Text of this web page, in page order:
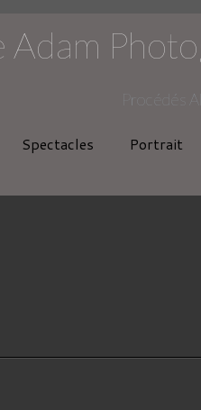
Adam
Procédés
Spectacles Portrait